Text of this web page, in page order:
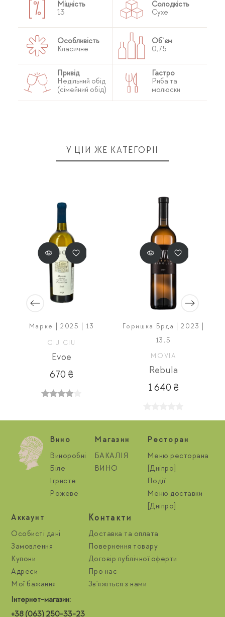
Міцність
13
Солодкість
Сухе
Особливість
Класичне
Об`єм
0,75
Привід
Недільний обід
(сімейний обід)
Гастро
Риба та
молюски
У ЦІЙ ЖЕ КАТЕГОРІЇ
Марке | 2025 | 13
CIU CIU
Evoe
670 ₴
Горишка Брда | 2023 |
13,5
MOVIA
Rebula
1 640 ₴
Вино
Виноробні
Біле
Ігристе
Рожеве
Магазин
БАКАЛІЯ
ВИНО
Ресторан
Меню ресторана
[Дніпро]
Події
Меню доставки
[Дніпро]
Aккаунт
Особисті дані
Замовлення
Купони
Адреси
Мої бажання
Контакти
Доставка та оплата
Повернення товару
Договір публічної оферти
Про нас
Зв'яжіться з нами
Інтернет-магазин:
+38 (063) 250-33-23